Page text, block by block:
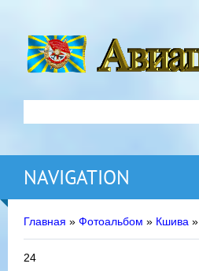
NAVIGATION
Главная » Фотоальбом » Кшива »
24